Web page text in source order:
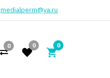
medialperm@ya.ru
0 0 0